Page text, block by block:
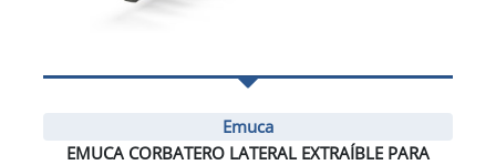
Emuca
EMUCA CORBATERO LATERAL EXTRAÍBLE PARA